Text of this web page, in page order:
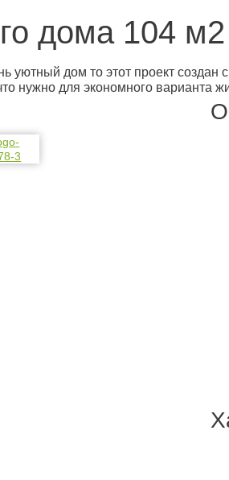
дома 104
уютный дом то этот проект
нужно для экономного варианта